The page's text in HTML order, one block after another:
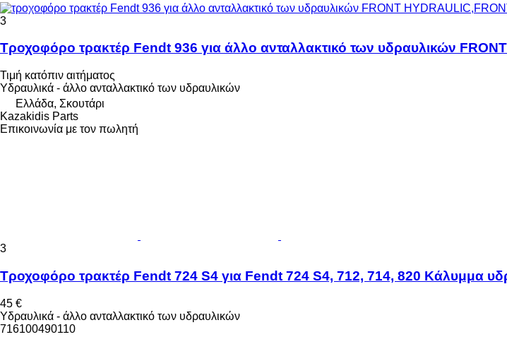
3
Τροχοφόρο τρακτέρ Fendt 936 για άλλο ανταλλακτικό των υδραυλικών
Τιμή κατόπιν αιτήματος
Υδραυλικά - άλλο ανταλλακτικό των υδραυλικών
Ελλάδα, Σκουτάρι
Kazakidis Parts
Επικοινωνία με τον πωλητή
3
Τροχοφόρο τρακτέρ Fendt 724 S4 για Fendt 724 S4, 712, 714, 820 Κάλυμμα
45 €
Υδραυλικά - άλλο ανταλλακτικό των υδραυλικών
716100490110